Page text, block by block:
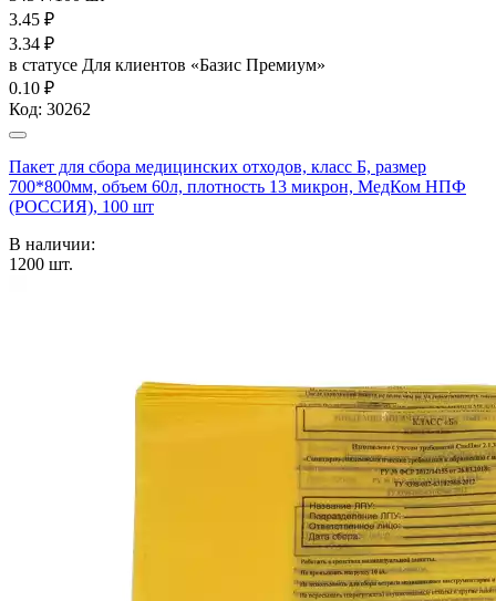
3.45 ₽
3.34 ₽
в статусе Для клиентов «Базис Премиум»
0.10 ₽
Код: 30262
Пакет для сбора медицинских отходов, класс Б, размер
700*800мм, объем 60л, плотность 13 микрон, МедКом НПФ
(РОССИЯ), 100 шт
В наличии:
1200 шт.